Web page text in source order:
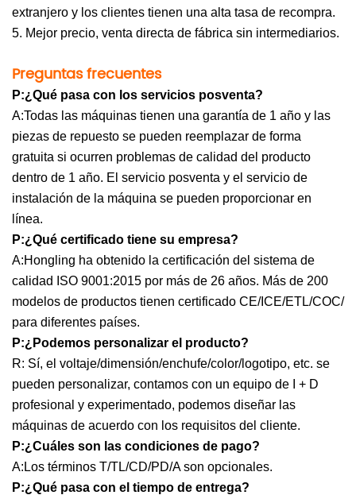
extranjero y los clientes tienen una alta tasa de recompra.
5. Mejor precio, venta directa de fábrica sin intermediarios.
Preguntas frecuentes
P:¿Qué pasa con los servicios posventa?
A:Todas las máquinas tienen una garantía de 1 año y las
piezas de repuesto se pueden reemplazar de forma
gratuita si ocurren problemas de calidad del producto
dentro de 1 año. El servicio posventa y el servicio de
instalación de la máquina se pueden proporcionar en
línea.
P:¿Qué certificado tiene su empresa?
A:Hongling ha obtenido la certificación del sistema de
calidad ISO 9001:2015 por más de 26 años. Más de 200
modelos de productos tienen certificado CE/ICE/ETL/COC/
para diferentes países.
P:¿Podemos personalizar el producto?
R: Sí, el voltaje/dimensión/enchufe/color/logotipo, etc. se
pueden personalizar, contamos con un equipo de I + D
profesional y experimentado, podemos diseñar las
máquinas de acuerdo con los requisitos del cliente.
P:¿Cuáles son las condiciones de pago?
A:Los términos T/TL/CD/PD/A son opcionales.
P:¿Qué pasa con el tiempo de entrega?